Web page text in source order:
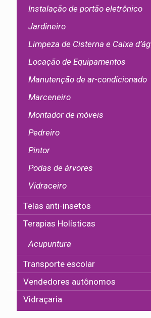
Instalação de portão eletrônico
Jardineiro
Limpeza de Cisterna e Caixa
Locação de Equipamentos
Manutenção de ar-condicionado
Marceneiro
Montador de móveis
Pedreiro
Pintor
Podas de árvores
Vidraceiro
Telas anti-insetos
Terapias Holísticas
Acupuntura
Transporte escolar
Vendedores autônomos
Vidraçaria